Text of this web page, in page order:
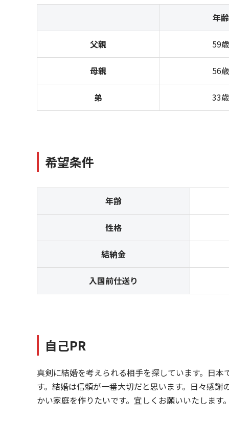
年齢
父親 59歳
母親 56歳
弟 33歳
希望条件
年齢
性格
結納金
入国前仕送り
自己PR
真剣に結婚を考えられる相手を探しています。日本
す。結婚は信頼が一番大切だと思います。日々感謝
かい家庭を作りたいです。宜しくお願いいたします